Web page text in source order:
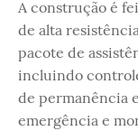
A construção é
de alta
pacote de
incluindo
de permanência
emergência e